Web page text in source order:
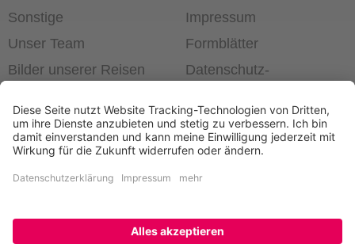
Sonstige
Unser Team
Bilder unserer Reisen
Impressum
Formblätter
Datenschutz­
Laufend die Welt erleben! ®